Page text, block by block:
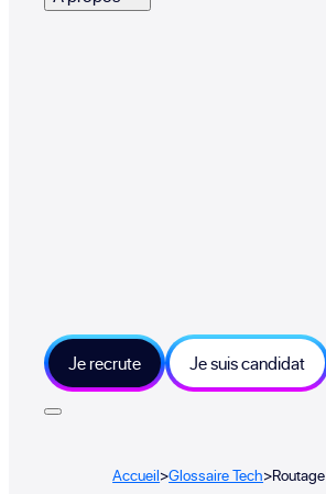
Je recrute Je suis candidat
Accueil>Glossaire Tech>Routage